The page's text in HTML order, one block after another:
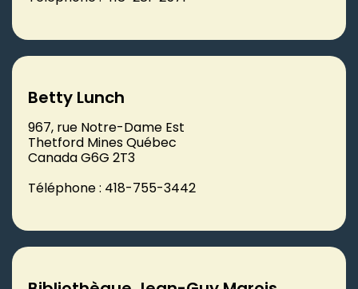
Betty Lunch
967, rue Notre-Dame Est
Thetford Mines Québec
Canada G6G 2T3
Téléphone : 418-755-3442